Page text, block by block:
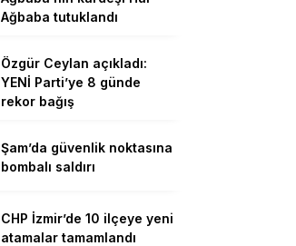
Ağbaba tutuklandı
Özgür Ceylan açıkladı:
YENİ Parti’ye 8 günde
rekor bağış
Şam’da güvenlik noktasına
bombalı saldırı
CHP İzmir’de 10 ilçeye yeni
atamalar tamamlandı